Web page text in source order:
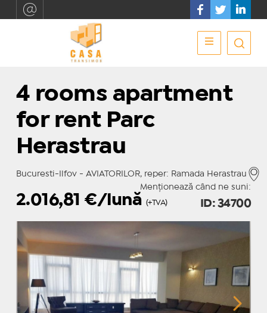
4 rooms apartment
for rent Parc
Herastrau
Bucuresti-Ilfov - AVIATORILOR, reper: Ramada Herastrau
Menționează când ne suni:
2.016,81€/lună (+TVA) ID: 34700